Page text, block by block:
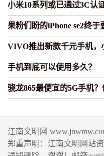
小米10系列或已通过3C认
果粉们盼的iPhone se2终于
VIVO推出新款千元手机，
手机到底可以使用多久？
骁龙865最便宜的5G手机
江南文明网
郑重声明：江南文明网站